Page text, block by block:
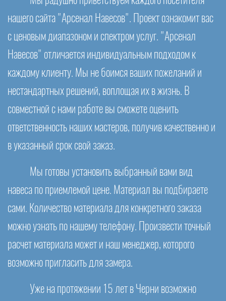
нашего сайта "Арсенал Навесов". Проект ознакомит вас
с ценовым диапазоном и спектром услуг. "Арсенал
Навесов" отличается индивидуальным подходом к
каждому клиенту. Мы не боимся ваших пожеланий и
нестандартных решений, воплощая их в жизнь. В
совместной с нами работе вы сможете оценить
ответственность наших мастеров, получив качественно и
в указанный срок свой заказ.
Мы готовы установить выбранный вами вид
навеса по приемлемой цене. Материал вы подбираете
сами. Количество материала для конкретного заказа
можно узнать по нашему телефону. Произвести точный
расчет материала может и наш менеджер, которого
возможно пригласить для замера.
Уже на протяжении 15 лет в Черни возможно